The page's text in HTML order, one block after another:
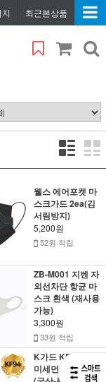
최근본상품
웰스 에어포켓 마
스크가드 2ea(김
서림방지)
5,200원
52원 적립
ZB-M001 지벤 자
외선차단 항균 마
스크 흰색 (재사용
가능)
3,300원
33원 적립
K가드 KF94 대형
미세먼지 마스크